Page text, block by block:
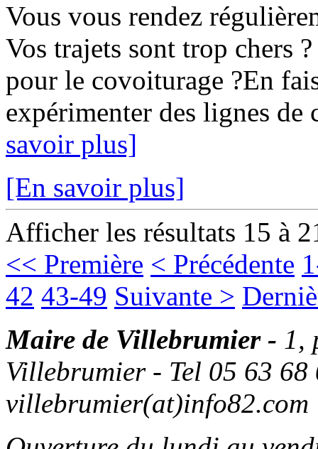
Vous vous rendez
Vos trajets sont trop chers
pour le covoiturage ?En
expérimenter des lignes
savoir plus]
[En savoir plus]
Afficher les résultats 15 à
<< Première < Précédente
42 43-49 Suivante >
Maire de Villebrumier - 1,
Villebrumier - Tel 05 63
villebrumier(at)info82.com